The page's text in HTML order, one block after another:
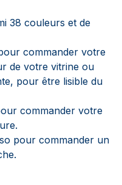
38 couleurs et de
commander votre
de votre vitrine ou
pour être lisible du
commander votre
pour commander un